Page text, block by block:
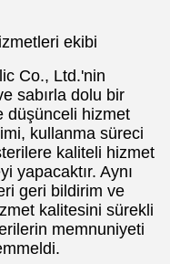
ekibi
Co., Ltd.'nin
sabırla dolu bir
düşünceli hizmet
kullanma süreci
kaliteli hizmet
yapacaktır. Aynı
geri bildirim ve
kalitesini sürekli
memnuniyeti